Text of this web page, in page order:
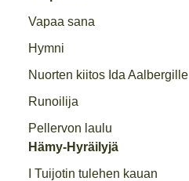
Vapaa sana
Hymni
Nuorten kiitos Ida Aalbergille
Runoilija
Pellervon laulu
Hämy-Hyräilyjä
I Tuijotin tulehen kauan